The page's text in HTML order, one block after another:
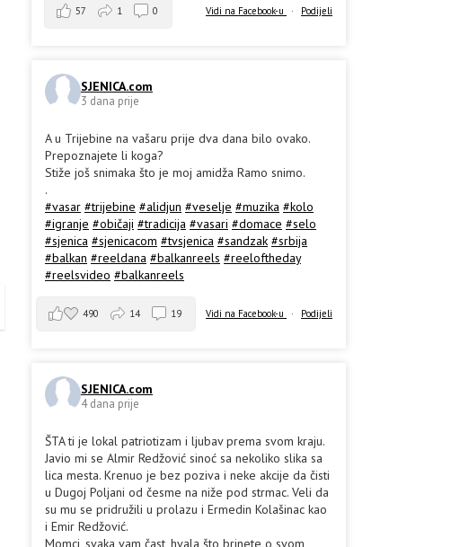
Vidi na Facebook-u · Podijeli
57 1 0
SJENICA.com
3 dana prije
A u Trijebine na vašaru prije dva dana bilo ovako.
Prepoznajete li koga?
Stiže još snimaka što je moj amidža Ramo snimo.
.
#vasar #trijebine #alidjun #veselje #muzika #kolo
#igranje #običaji #tradicija #vasari #domace #selo
#sjenica #sjenicacom #tvsjenica #sandzak #srbija
#balkan #reeldana #balkanreels #reeloftheday
#reelsvideo #balkanreels
Vidi na Facebook-u · Podijeli
490 14 19
SJENICA.com
4 dana prije
ŠTA ti je lokal patriotizam i ljubav prema svom kraju.
Javio mi se Almir Redžović sinoć sa nekoliko slika sa
lica mesta. Krenuo je bez poziva i neke akcije da čisti
u Dugoj Poljani od česme na niže pod strmac. Veli da
su mu se pridružili u prolazu i Ermedin Kolašinac kao
i Emir Redžović.
Momci, svaka vam čast, hvala što brinete o svom